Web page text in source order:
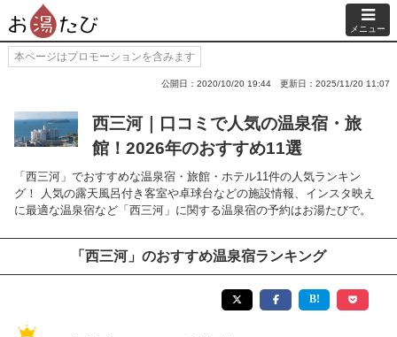
メニュー
本ページはプロモーションを含みます
公開日：2020/10/20 19:44 更新日：2025/11/20 11:07
西三河｜口コミで人気の温泉宿・旅
館！2026年のおすすめ11選
「西三河」でおすすめな温泉宿・旅館・ホテル11件の人気ランキン
グ！ 人気の露天風呂付き客室や卓球台などの施設情報、インスタ映え
に最適な温泉宿など「西三河」に関する温泉宿の予約はお湯たびで。
「西三河」のおすすめ温泉宿ランキング